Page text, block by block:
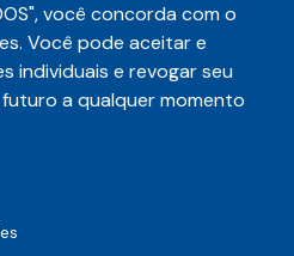
você concorda com o
Você pode aceitar e
individuais e revogar seu
a qualquer momento